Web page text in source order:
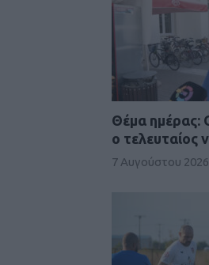
Θέμα ημέρας:
ο τελευταίος
7 Αυγούστου